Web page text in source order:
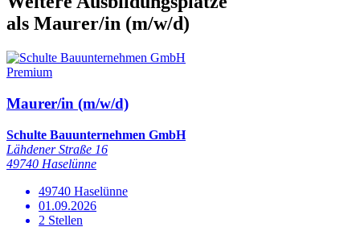
als Maurer/in (m/w/d)
Premium
Maurer/in (m/w/d)
Schulte Bauunternehmen GmbH
Lähdener Straße 16
49740 Haselünne
49740 Haselünne
01.09.2026
2 Stellen